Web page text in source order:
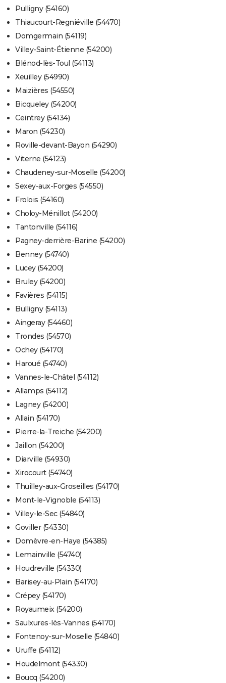
Pulligny (54160)
Thiaucourt-Regniéville (54470)
Domgermain (54119)
Villey-Saint-Étienne (54200)
Blénod-lès-Toul (54113)
Xeuilley (54990)
Maizières (54550)
Bicqueley (54200)
Ceintrey (54134)
Maron (54230)
Roville-devant-Bayon (54290)
Viterne (54123)
Chaudeney-sur-Moselle (54200)
Sexey-aux-Forges (54550)
Frolois (54160)
Choloy-Ménillot (54200)
Tantonville (54116)
Pagney-derrière-Barine (54200)
Benney (54740)
Lucey (54200)
Bruley (54200)
Favières (54115)
Bulligny (54113)
Aingeray (54460)
Trondes (54570)
Ochey (54170)
Haroué (54740)
Vannes-le-Châtel (54112)
Allamps (54112)
Lagney (54200)
Allain (54170)
Pierre-la-Treiche (54200)
Jaillon (54200)
Diarville (54930)
Xirocourt (54740)
Thuilley-aux-Groseilles (54170)
Mont-le-Vignoble (54113)
Villey-le-Sec (54840)
Goviller (54330)
Domèvre-en-Haye (54385)
Lemainville (54740)
Houdreville (54330)
Barisey-au-Plain (54170)
Crépey (54170)
Royaumeix (54200)
Saulxures-lès-Vannes (54170)
Fontenoy-sur-Moselle (54840)
Uruffe (54112)
Houdelmont (54330)
Boucq (54200)